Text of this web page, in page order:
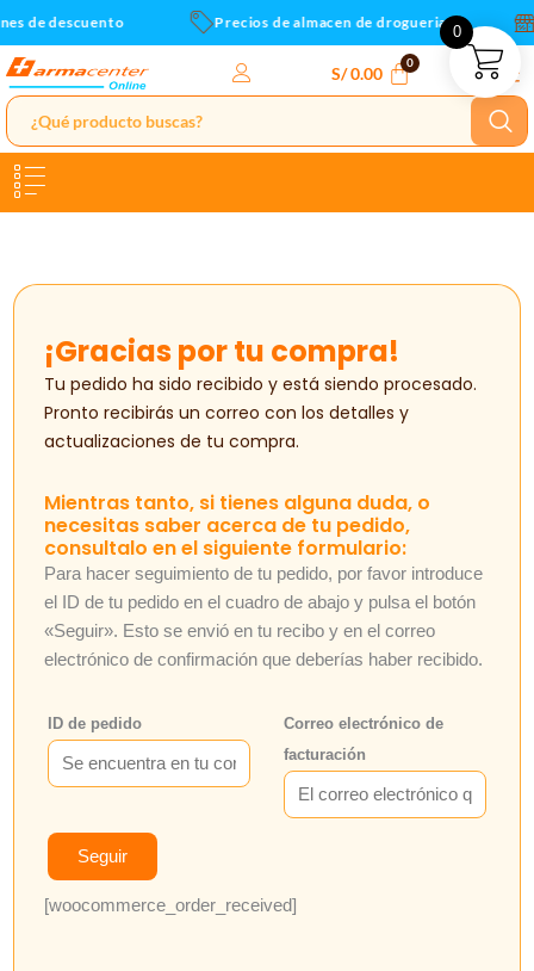
al
contenido
de descuento Precios de almacen de drogueria
S/0.00
¡Gracias por tu compra!
Tu pedido ha sido recibido y está siendo procesado.
Pronto recibirás un correo con los detalles y
actualizaciones de tu compra.
Mientras tanto, si tienes alguna duda, o
necesitas saber acerca de tu pedido,
consultalo en el siguiente formulario:
Para hacer seguimiento de tu pedido, por favor introduce
el ID de tu pedido en el cuadro de abajo y pulsa el botón
«Seguir». Esto se envió en tu recibo y en el correo
electrónico de confirmación que deberías haber recibido.
ID de pedido
Correo electrónico de
facturación
Seguir
[woocommerce_order_received]
0